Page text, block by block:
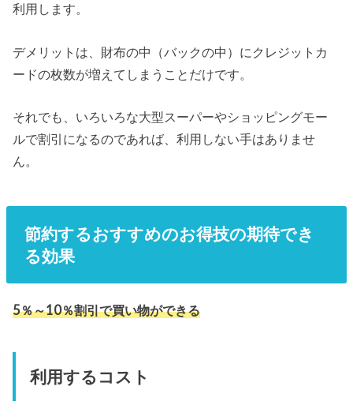
利用します。
デメリットは、財布の中（バックの中）にクレジットカ
ードの枚数が増えてしまうことだけです。
それでも、いろいろな大型スーパーやショッピングモー
ルで割引になるのであれば、利用しない手はありませ
ん。
節約するおすすめのお得技の期待でき
る効果
5％～10％割引で買い物ができる
利用するコスト